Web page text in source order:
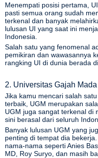
Menempati posisi pertama, UI
pasti semua orang sudah
terkenal dan banyak
lulusan UI yang saat ini
Indonesia.
Salah satu yang fenomenal
pemikiran dan wawasannya
rangking UI di dunia berada
2. Universitas Gajah Mada
Jika kamu mencari salah
terbaik, UGM merupakan
UGM juga sangat terkenal di
sini berasal dari seluruh
Banyak lulusan UGM yang
penting di tempat dia
nama-nama seperti Anies
MD, Roy Suryo, dan masih